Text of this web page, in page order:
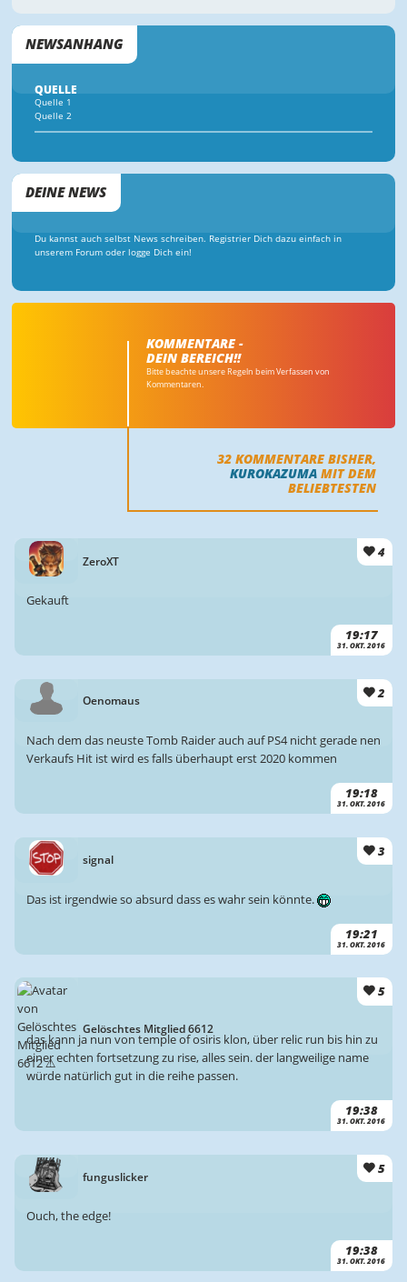
NEWSANHANG
QUELLE
Quelle 1
Quelle 2
DEINE NEWS
Du kannst auch selbst News schreiben. Registrier Dich dazu einfach in
unserem Forum oder logge Dich ein!
KOMMENTARE -
DEIN BEREICH!!
Bitte beachte unsere Regeln beim Verfassen von
Kommentaren.
32 KOMMENTARE BISHER,
KUROKAZUMA MIT DEM
BELIEBTESTEN
ZeroXT
4
19:17
31. OKT. 2016
Gekauft
Oenomaus 2
19:18
31. OKT. 2016
Nach dem das neuste Tomb Raider auch auf PS4 nicht gerade nen
Verkaufs Hit ist wird es falls überhaupt erst 2020 kommen
signal
3
19:21
31. OKT. 2016
Das ist irgendwie so absurd dass es wahr sein könnte.
Gelöschtes Mitglied 6612
5
19:38
31. OKT. 2016
das kann ja nun von temple of osiris klon, über relic run bis hin zu
einer echten fortsetzung zu rise, alles sein. der langweilige name
würde natürlich gut in die reihe passen.
funguslicker
5
19:38
31. OKT. 2016
Ouch, the edge!